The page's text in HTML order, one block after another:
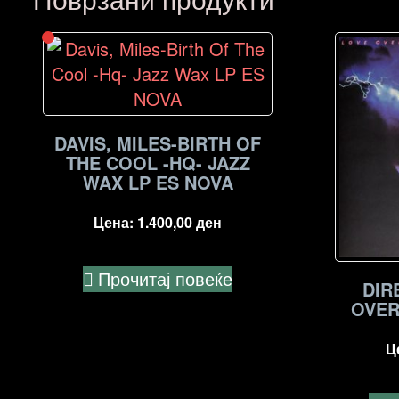
DAVIS, MILES-BIRTH OF
THE COOL -HQ- JAZZ
WAX LP ES NOVA
Цена: 1.400,00ден
Прочитај повеќе